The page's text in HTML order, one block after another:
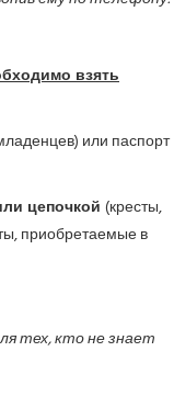
взять
или паспорт
цепочкой (кресты,
приобретаемые в
тех, кто не знает